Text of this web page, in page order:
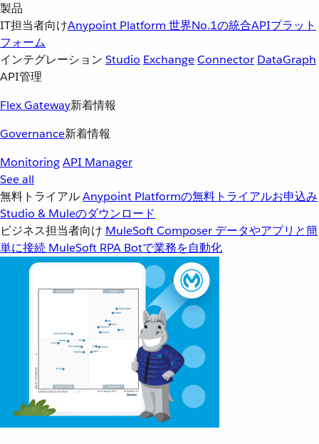
製品
IT担当者向けAnypoint Platform 世界No.1の統合APIプラット
フォーム
インテグレーション Studio ExchangeConnector DataGraph
API管理
Flex Gateway新着情報
Governance新着情報
MonitoringAPI Manager
See all
無料トライアルAnypoint Platformの無料トライアルお申込み
Studio & Muleのダウンロード
ビジネス担当者向け MuleSoft Composer データやアプリと簡
単に接続 MuleSoft RPA Botで業務を自動化